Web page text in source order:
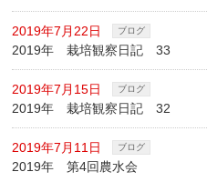
2019年7月22日 ブログ
2019年 栽培観察日記 33
2019年7月15日 ブログ
2019年 栽培観察日記 32
2019年7月11日 ブログ
2019年 第4回農水会